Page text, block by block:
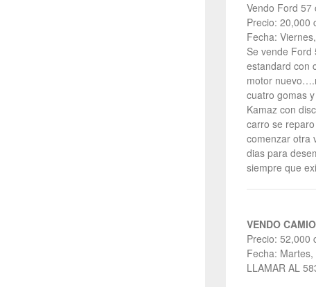
Vendo Ford 57
Precio: 20,000
Fecha:
Se vende
estandard con
motor
cuatro gomas
Kamaz con
carro se
comenzar otra
dias para
siempre que
VENDO
Precio: 52,000
Fecha:
LLAMAR AL